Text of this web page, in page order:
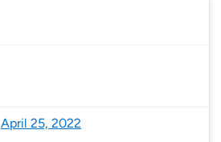
April 25, 2022